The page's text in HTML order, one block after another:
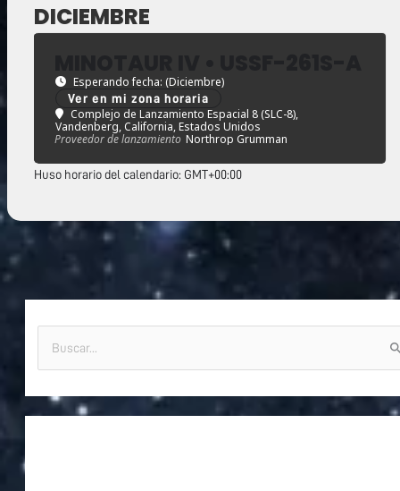
DICIEMBRE
Esperando fecha: (Diciembre)
Ver en mi zona horaria
Complejo de Lanzamiento Espacial 8 (SLC-8),
Vandenberg, California, Estados Unidos
Proveedor de lanzamiento Northrop Grumman
Huso horario del calendario: GMT+00:00